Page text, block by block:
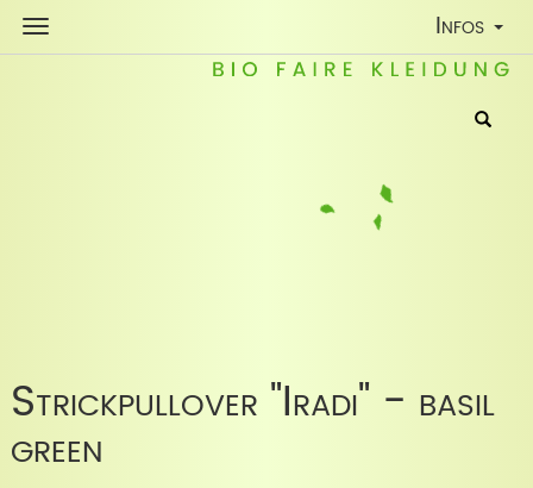
Toggle
Infos
Strickpullover "Iradi" - basil
green